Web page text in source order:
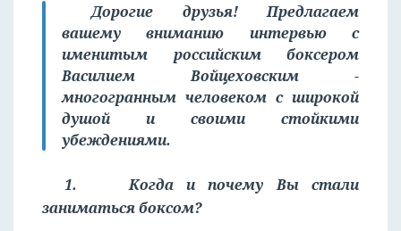
Дорогие друзья! Предлагаем
вашему вниманию интервью с
именитым российским боксером
Василием Войцеховским -
многогранным человеком с широкой
душой и своими стойкими
убеждениями.
1. Когда и почему Вы стали
заниматься боксом?